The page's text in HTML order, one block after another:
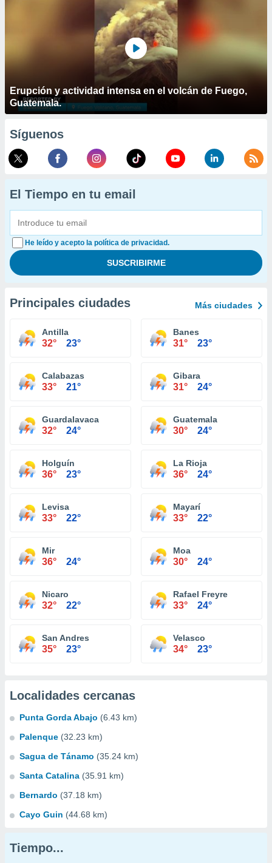
Erupción y actividad intensa en el volcán de Fuego,
Guatemala.
Síguenos
El Tiempo en tu email
He leído y acepto la política de privacidad.
Principales ciudades Más ciudades
Antilla
32° 23°
Banes
31° 23°
Calabazas
33° 21°
Gibara
31° 24°
Guardalavaca
32° 24°
Guatemala
30° 24°
Holguín
36° 23°
La Rioja
36° 24°
Levisa
33° 22°
Mayarí
33° 22°
Mir
36° 24°
Moa
30° 24°
Nicaro
32° 22°
Rafael Freyre
33° 24°
San Andres
35° 23°
Velasco
34° 23°
Localidades cercanas
Punta Gorda Abajo (6.43 km)
Palenque (32.23 km)
Sagua de Tánamo (35.24 km)
Santa Catalina (35.91 km)
Bernardo (37.18 km)
Cayo Guin (44.68 km)
Tiempo...